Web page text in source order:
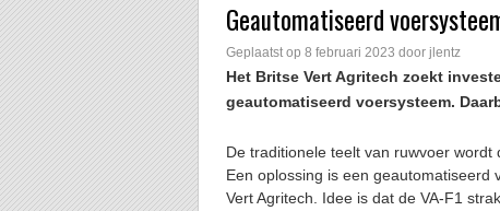
Geautomatiseerd
Geplaatst op 8 februari 2023 door jlentz
Het Britse Vert Agritech zoekt
geautomatiseerd voersysteem.
De traditionele teelt van ruwvoer
Een oplossing is een
Vert Agritech. Idee is dat de VA-F1